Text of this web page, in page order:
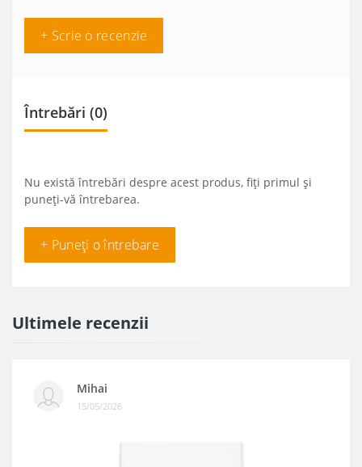
+ Scrie o recenzie
Întrebări (0)
Nu există întrebări despre acest produs, fiți primul și
puneți-vă întrebarea.
+ Puneți o întrebare
Ultimele recenzii
Mihai
15/05/2026